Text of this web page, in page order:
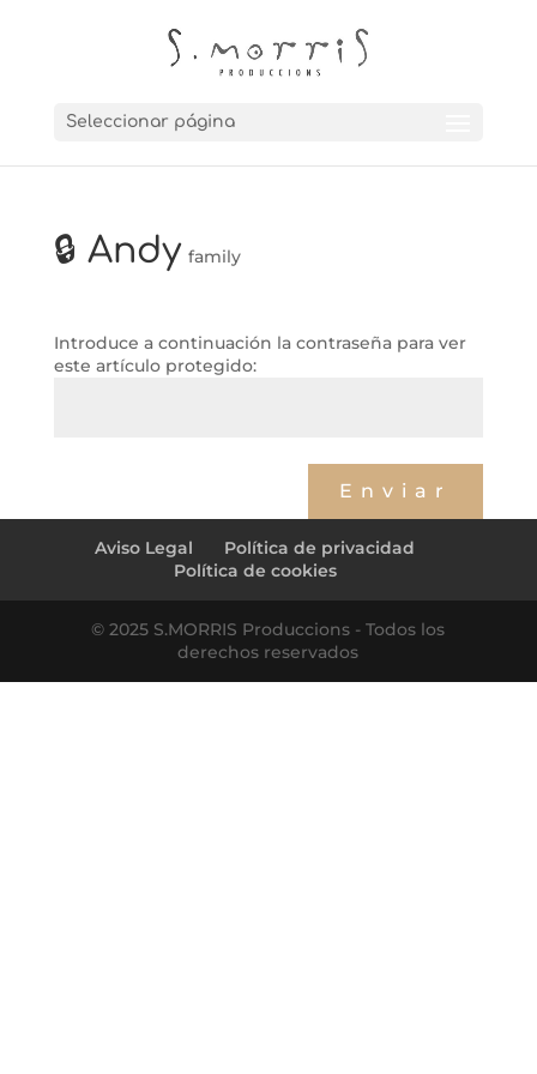
Seleccionar página
🔒 Andy family
Introduce a continuación la contraseña para ver
este artículo protegido:
Enviar
Aviso Legal
Política de privacidad
Política de cookies
© 2025 S.MORRIS Produccions - Todos los
derechos reservados